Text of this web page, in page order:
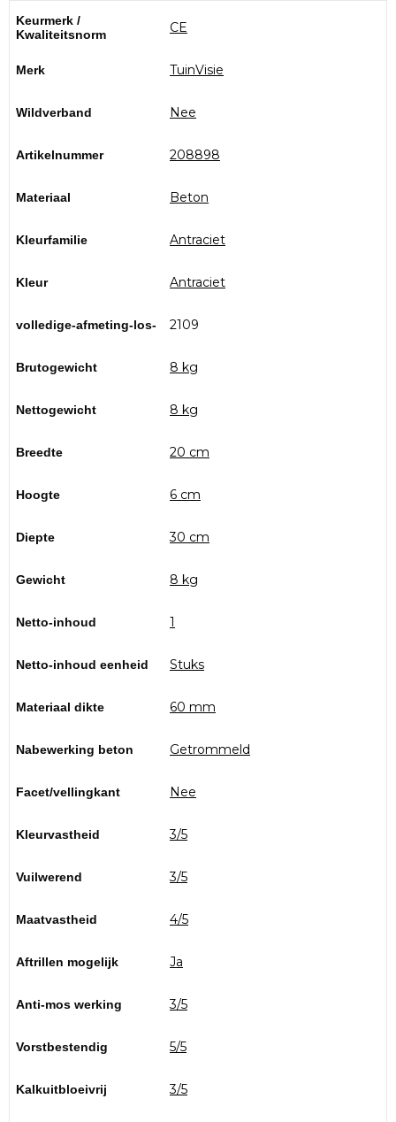
Keurmerk /
Kwaliteitsnorm
CE
Merk TuinVisie
Wildverband Nee
Artikelnummer 208898
Materiaal Beton
Kleurfamilie Antraciet
Kleur Antraciet
volledige-afmeting-los- 2109
Brutogewicht 8 kg
Nettogewicht 8 kg
Breedte 20 cm
Hoogte 6 cm
Diepte 30 cm
Gewicht 8 kg
Netto-inhoud 1
Netto-inhoud eenheid Stuks
Materiaal dikte 60 mm
Nabewerking beton Getrommeld
Facet/vellingkant Nee
Kleurvastheid 3/5
Vuilwerend 3/5
Maatvastheid 4/5
Aftrillen mogelijk Ja
Anti-mos werking 3/5
Vorstbestendig 5/5
Kalkuitbloeivrij 3/5